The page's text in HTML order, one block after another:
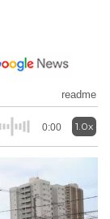
readme
0:00 1.0x